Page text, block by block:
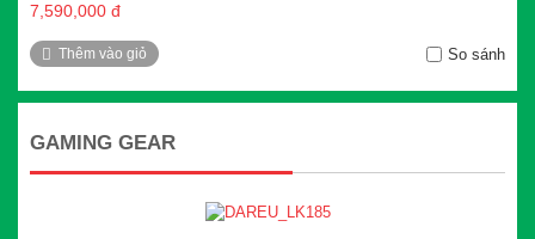
7,590,000 đ
Thêm vào giỏ So sánh
GAMING GEAR